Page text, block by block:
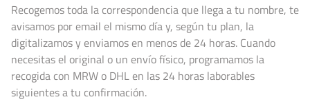
Recogemos toda la correspondencia que llega a tu nombre, te
avisamos por email el mismo día y, según tu plan, la
digitalizamos y enviamos en menos de 24 horas. Cuando
necesitas el original o un envío físico, programamos la
recogida con MRW o DHL en las 24 horas laborables
siguientes a tu confirmación.